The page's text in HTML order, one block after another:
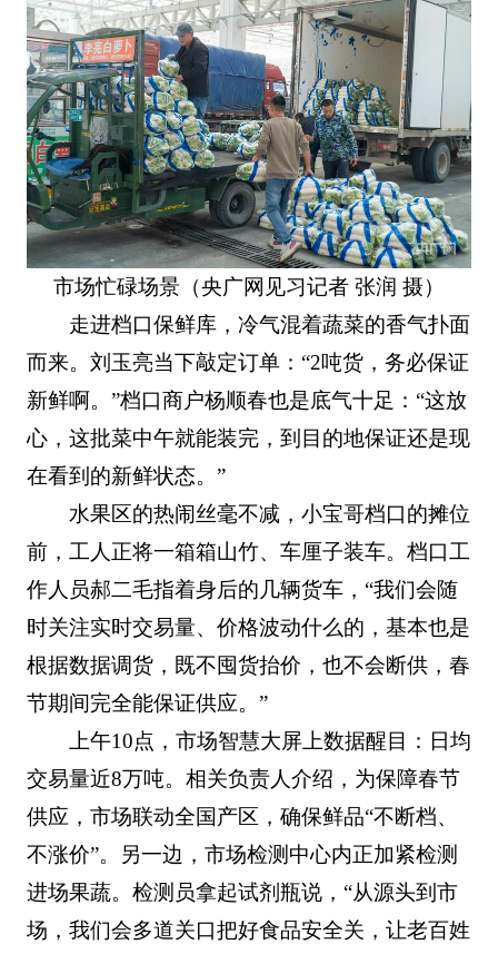
市场忙碌场景（央广网见习记者 张润 摄）
走进档口保鲜库，冷气混着蔬菜的香气扑面
而来。刘玉亮当下敲定订单：“2吨货，务必保证
新鲜啊。”档口商户杨顺春也是底气十足：“这放
心，这批菜中午就能装完，到目的地保证还是现
在看到的新鲜状态。”
水果区的热闹丝毫不减，小宝哥档口的摊位
前，工人正将一箱箱山竹、车厘子装车。档口工
作人员郝二毛指着身后的几辆货车，“我们会随
时关注实时交易量、价格波动什么的，基本也是
根据数据调货，既不囤货抬价，也不会断供，春
节期间完全能保证供应。”
上午10点，市场智慧大屏上数据醒目：日均
交易量近8万吨。相关负责人介绍，为保障春节
供应，市场联动全国产区，确保鲜品“不断档、
不涨价”。另一边，市场检测中心内正加紧检测
进场果蔬。检测员拿起试剂瓶说，“从源头到市
场，我们会多道关口把好食品安全关，让老百姓